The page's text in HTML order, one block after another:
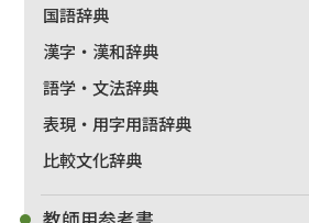
国語辞典
漢字・漢和辞典
語学・文法辞典
表現・用字用語辞典
比較文化辞典